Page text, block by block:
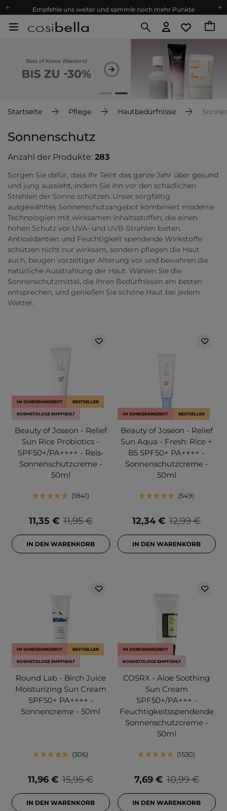
Empfehle uns weiter und sammle noch mehr Punkte
Kostenloser Versand ab 60 €
Versand nach Deutschland und Österreich
Treueprogramm
Empfehle uns weiter und sammle noch mehr Punkte
Kostenloser Versand ab 60 €
Startseite Pflege Hautbedürfnisse
Sonnenschutz
Anzahl der Produkte: 283
Sorgen Sie dafür, dass Ihr Teint das ganze Jahr über gesund
und jung aussieht, indem Sie ihn vor den schädlichen
Strahlen der Sonne schützen. Unser sorgfältig
ausgewähltes Sonnenschutzangebot kombiniert moderne
Technologien mit wirksamen Inhaltsstoffen, die einen
hohen Schutz vor UVA- und UVB-Strahlen bieten.
Antioxidantien und Feuchtigkeit spendende Wirkstoffe
schützen nicht nur wirksam, sondern pflegen die Haut
auch, beugen vorzeitiger Alterung vor und bewahren die
natürliche Ausstrahlung der Haut. Wählen Sie die
Sonnenschutzmittel, die Ihren Bedürfnissen am besten
entsprechen, und genießen Sie schöne Haut bei jedem
Wetter.
IM SONDERANGEBOT BESTSELLER
KOSMETOLOGE EMPFIEHLT
Beauty of Joseon - Relief
Sun Rice Probiotics -
SPF50+/PA++++ - Reis-
Sonnenschutzcreme -
50ml
1841
11,95 €
11,35 €
IN DEN WARENKORB
IM SONDERANGEBOT BESTSELLER
Beauty of Joseon - Relief
Sun Aqua - Fresh: Rice +
B5 SPF50+ PA++++ -
Sonnenschutzcreme -
50ml
549
12,99 €
12,34 €
IN DEN WARENKORB
IM SONDERANGEBOT BESTSELLER
KOSMETOLOGE EMPFIEHLT
Round Lab - Birch Juice
Moisturizing Sun Cream
SPF50+ PA++++ -
Sonnencreme - 50ml
306
15,95 €
11,96 €
IN DEN WARENKORB
IM SONDERANGEBOT
KOSMETOLOGE EMPFIEHLT
COSRX - Aloe Soothing
Sun Cream
SPF50+/PA+++ -
Feuchtigkeitsspendende
Sonnenschutzcreme -
50ml
1530
10,99 €
7,69 €
IN DEN WARENKORB